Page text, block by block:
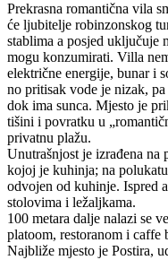
Prekrasna romantična vila
će ljubitelje robinzonskog
stablima a posjed uključuje
mogu konzumirati. Villa
električne energije, bunar i
no pritisak vode je nizak,
dok ima sunca. Mjesto je
tišini i povratku u
privatnu plažu.
Unutrašnjost je izrađena na
kojoj je kuhinja; na
odvojen od kuhinje. Ispred
stolovima i ležaljkama.
100 metara dalje nalazi se
platoom, restoranom i caffe
Najbliže mjesto je Postira,